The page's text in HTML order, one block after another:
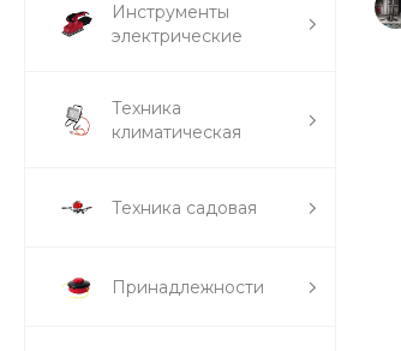
Инструменты
электрические
Техника
климатическая
Техника садовая
Принадлежности